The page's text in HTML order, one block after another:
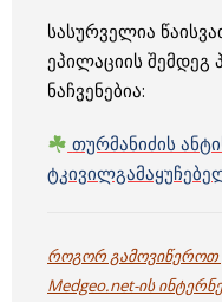
სასურველია
ეპილაციის
ნაჩვენებია:
თურმანიძის
როგორ გამოვიწეროთ
Medgeo.net-ის